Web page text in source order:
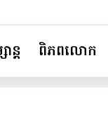
ន្ត ពិភពលោក